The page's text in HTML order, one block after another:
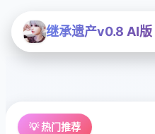
继承遗产v0.8 AI版
💡 热门推荐